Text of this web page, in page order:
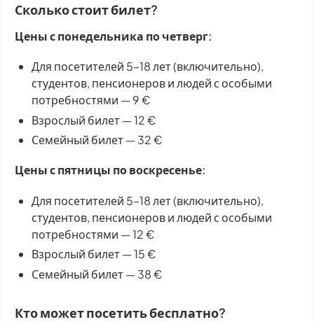
Сколько стоит билет?
Цены с понедельника по четверг:
Для посетителей 5–18 лет (включительно),
студентов, пенсионеров и людей с особыми
потребностями — 9 €
Взрослый билет — 12 €
Семейный билет — 32 €
Цены с пятницы по воскресенье:
Для посетителей 5–18 лет (включительно),
студентов, пенсионеров и людей с особыми
потребностями — 12 €
Взрослый билет — 15 €
Семейный билет — 38 €
Кто может посетить бесплатно?